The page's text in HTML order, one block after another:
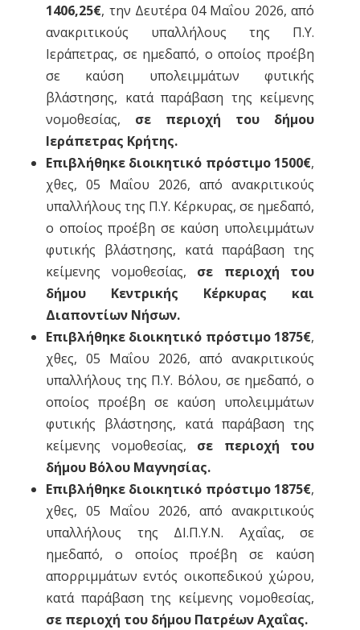
1406,25€, την Δευτέρα 04 Μαΐου 2026, από
ανακριτικούς υπαλλήλους της Π.Υ.
Ιεράπετρας, σε ημεδαπό, ο οποίος προέβη
σε καύση υπολειμμάτων φυτικής
βλάστησης, κατά παράβαση της κείμενης
νομοθεσίας, σε περιοχή του δήμου
Ιεράπετρας Κρήτης.
Επιβλήθηκε διοικητικό πρόστιμο 1500€,
χθες, 05 Μαΐου 2026, από ανακριτικούς
υπαλλήλους της Π.Υ. Κέρκυρας, σε ημεδαπό,
ο οποίος προέβη σε καύση υπολειμμάτων
φυτικής βλάστησης, κατά παράβαση της
κείμενης νομοθεσίας, σε περιοχή του
δήμου Κεντρικής Κέρκυρας και
Διαποντίων Νήσων.
Επιβλήθηκε διοικητικό πρόστιμο 1875€,
χθες, 05 Μαΐου 2026, από ανακριτικούς
υπαλλήλους της Π.Υ. Βόλου, σε ημεδαπό, ο
οποίος προέβη σε καύση υπολειμμάτων
φυτικής βλάστησης, κατά παράβαση της
κείμενης νομοθεσίας, σε περιοχή του
δήμου Βόλου Μαγνησίας.
Επιβλήθηκε διοικητικό πρόστιμο 1875€,
χθες, 05 Μαΐου 2026, από ανακριτικούς
υπαλλήλους της ΔΙ.Π.Υ.Ν. Αχαΐας, σε
ημεδαπό, ο οποίος προέβη σε καύση
απορριμμάτων εντός οικοπεδικού χώρου,
κατά παράβαση της κείμενης νομοθεσίας,
σε περιοχή του δήμου Πατρέων Αχαΐας.